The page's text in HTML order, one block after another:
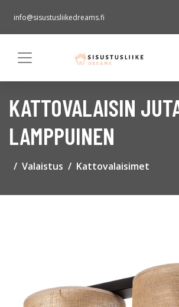
info@sisustusliikedreams.fi
KATTOVALAISIN
LAMPPUINEN
Valaistus Kattovalaisimet